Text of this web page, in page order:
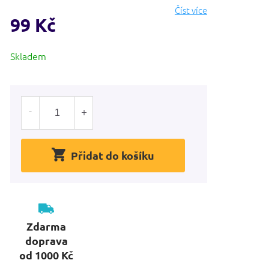
Číst více
99 Kč
cena:
Skladem
Přidat do košíku
Zdarma
doprava
od 1000 Kč